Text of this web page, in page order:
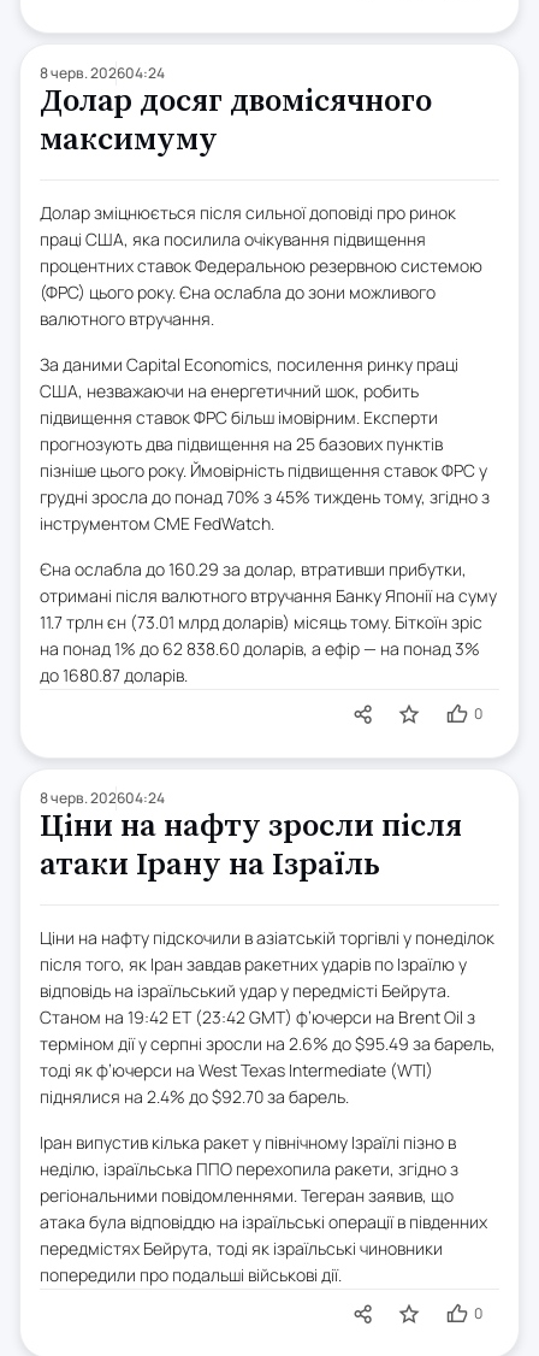
8 черв. 202604:24
Долар досяг двомісячного
максимуму
Долар зміцнюється після сильної доповіді про ринок
праці США, яка посилила очікування підвищення
процентних ставок Федеральною резервною системою
(ФРС) цього року. Єна ослабла до зони можливого
валютного втручання.
За даними Capital Economics, посилення ринку праці
США, незважаючи на енергетичний шок, робить
підвищення ставок ФРС більш імовірним. Експерти
прогнозують два підвищення на 25 базових пунктів
пізніше цього року. Ймовірність підвищення ставок ФРС у
грудні зросла до понад 70% з 45% тиждень тому, згідно з
інструментом CME FedWatch.
Єна ослабла до 160.29 за долар, втративши прибутки,
отримані після валютного втручання Банку Японії на суму
11.7 трлн єн (73.01 млрд доларів) місяць тому. Біткоїн зріс
на понад 1% до 62 838.60 доларів, а ефір — на понад 3%
до 1680.87 доларів.
0
8 черв. 202604:24
Ціни на нафту зросли після
атаки Ірану на Ізраїль
Ціни на нафту підскочили в азіатській торгівлі у понеділок
після того, як Іран завдав ракетних ударів по Ізраїлю у
відповідь на ізраїльський удар у передмісті Бейрута.
Станом на 19:42 ET (23:42 GMT) ф’ючерси на Brent Oil з
терміном дії у серпні зросли на 2.6% до $95.49 за барель,
тоді як ф’ючерси на West Texas Intermediate (WTI)
піднялися на 2.4% до $92.70 за барель.
Іран випустив кілька ракет у північному Ізраїлі пізно в
неділю, ізраїльська ППО перехопила ракети, згідно з
регіональними повідомленнями. Тегеран заявив, що
атака була відповіддю на ізраїльські операції в південних
передмістях Бейрута, тоді як ізраїльські чиновники
попередили про подальші військові дії.
0